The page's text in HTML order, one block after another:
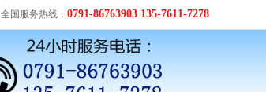
全国服务热线： 0791-86763903 135-7611-7278